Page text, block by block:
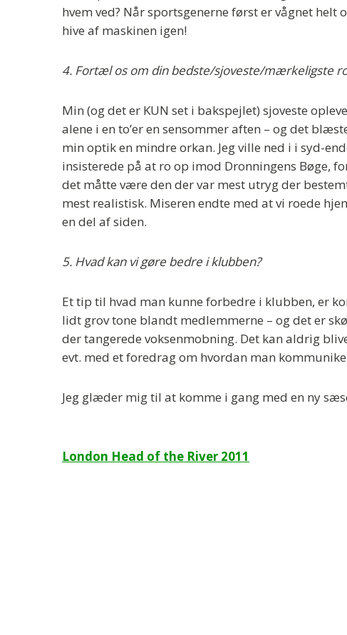
hvem ved? Når sportsgenerne først er vågnet
hive af maskinen igen!
4. Fortæl os om din bedste/sjoveste/mærkeligste
Min (og det er KUN set i bakspejlet) sjoveste
alene i en to’er en sensommer aften – og det
min optik en mindre orkan. Jeg ville ned i i syd-
insisterede på at ro op imod Dronningens Bøge,
det måtte være den der var mest utryg der
mest realistisk. Miseren endte med at vi roede
en del af siden.
5. Hvad kan vi gøre bedre i klubben?
Et tip til hvad man kunne forbedre i klubben, er
lidt grov tone blandt medlemmerne – og det er
der tangerede voksenmobning. Det kan aldrig
evt. med et foredrag om hvordan man
Jeg glæder mig til at komme i gang med en ny
Indlægsnavigation
London Head of the River 2011